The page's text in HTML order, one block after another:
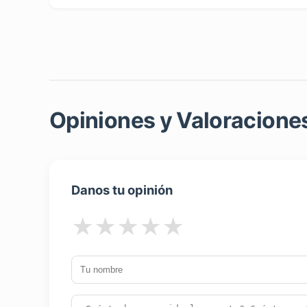
Opiniones y
Danos tu opinión
★
★
★
★
★